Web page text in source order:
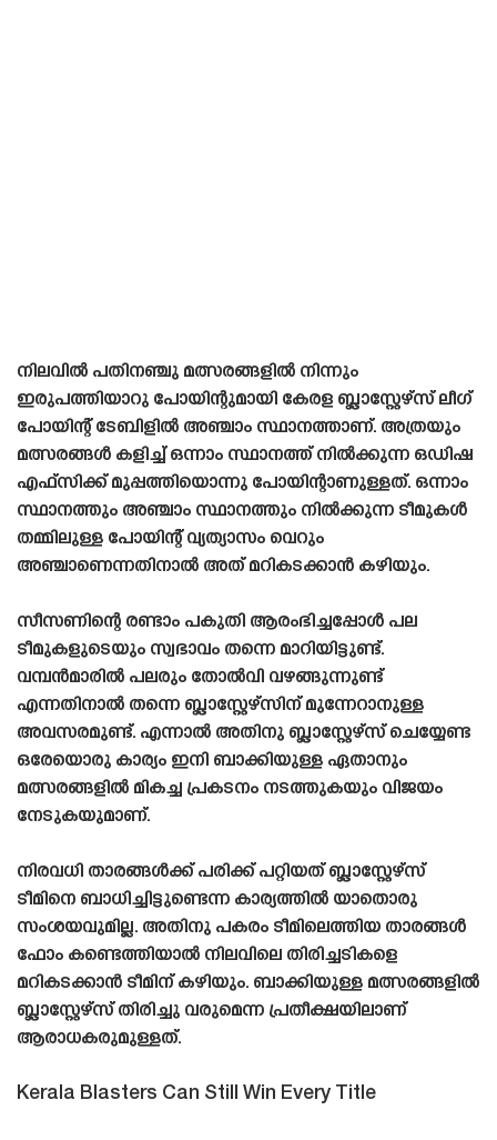
നിലവിൽ പതിനഞ്ചു മത്സരങ്ങളിൽ നിന്നും
ഇരുപത്തിയാറു പോയിന്റുമായി കേരള ബ്ലാസ്റ്റേഴ്‌സ് ലീഗ്
പോയിന്റ് ടേബിളിൽ അഞ്ചാം സ്ഥാനത്താണ്. അത്രയും
മത്സരങ്ങൾ കളിച്ച് ഒന്നാം സ്ഥാനത്ത് നിൽക്കുന്ന ഒഡിഷ
എഫ്‌സിക്ക് മുപ്പത്തിയൊന്നു പോയിന്റാണുള്ളത്. ഒന്നാം
സ്ഥാനത്തും അഞ്ചാം സ്ഥാനത്തും നിൽക്കുന്ന ടീമുകൾ
തമ്മിലുള്ള പോയിന്റ് വ്യത്യാസം വെറും
അഞ്ചാണെന്നതിനാൽ അത് മറികടക്കാൻ കഴിയും.
സീസണിന്റെ രണ്ടാം പകുതി ആരംഭിച്ചപ്പോൾ പല
ടീമുകളുടെയും സ്വഭാവം തന്നെ മാറിയിട്ടുണ്ട്.
വമ്പൻമാരിൽ പലരും തോൽവി വഴങ്ങുന്നുണ്ട്
എന്നതിനാൽ തന്നെ ബ്ലാസ്റ്റേഴ്‌സിന് മുന്നേറാനുള്ള
അവസരമുണ്ട്. എന്നാൽ അതിനു ബ്ലാസ്റ്റേഴ്‌സ് ചെയ്യേണ്ട
ഒരേയൊരു കാര്യം ഇനി ബാക്കിയുള്ള ഏതാനും
മത്സരങ്ങളിൽ മികച്ച പ്രകടനം നടത്തുകയും വിജയം
നേടുകയുമാണ്.
നിരവധി താരങ്ങൾക്ക് പരിക്ക് പറ്റിയത് ബ്ലാസ്റ്റേഴ്‌സ്
ടീമിനെ ബാധിച്ചിട്ടുണ്ടെന്ന കാര്യത്തിൽ യാതൊരു
സംശയവുമില്ല. അതിനു പകരം ടീമിലെത്തിയ താരങ്ങൾ
ഫോം കണ്ടെത്തിയാൽ നിലവിലെ തിരിച്ചടികളെ
മറികടക്കാൻ ടീമിന് കഴിയും. ബാക്കിയുള്ള മത്സരങ്ങളിൽ
ബ്ലാസ്റ്റേഴ്‌സ് തിരിച്ചു വരുമെന്ന പ്രതീക്ഷയിലാണ്
ആരാധകരുമുള്ളത്.
Kerala Blasters Can Still Win Every Title